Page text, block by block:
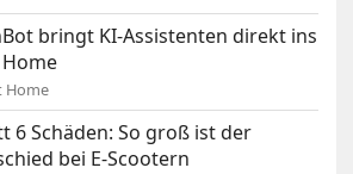
bringt KI-Assistenten direkt ins
Home
6 Schäden: So groß ist der
bei E-Scootern